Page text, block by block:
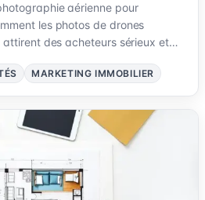
aérienne pour
les photos de drones
attirent des acheteurs sérieux et
MARKETING IMMOBILIER